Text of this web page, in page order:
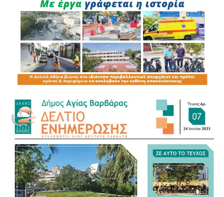
Ο ΑΝΤΙΠΕΡΙΦΕΡΕΙΑΡΧΗΣ
Π.Ε. ΔΥΤΙΚΟΥ ΤΟΜΕΑ ΑΘΗΝΩΝ
ΑΛΕΞΑΝΔΡΑΤΟΣ ΧΑΡΑΛΑΜΠΟΣ